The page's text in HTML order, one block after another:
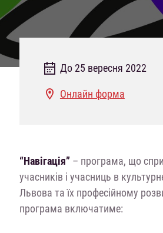
До 25 вересня 2022
Онлайн форма
“Навігація”– програма, що
учасників і учасниць в
Львова та їх професійному
програма включатиме: